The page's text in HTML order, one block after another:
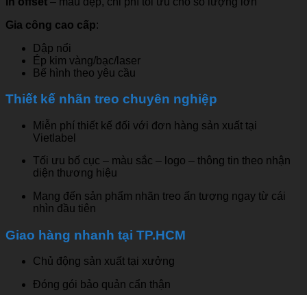
Gia công cao cấp:
Dập nổi
Ép kim vàng/bạc/laser
Bế hình theo yêu cầu
Thiết kế nhãn treo chuyên nghiệp
Miễn phí thiết kế đối với đơn hàng sản xuất tại
Vietlabel
Tối ưu bố cục – màu sắc – logo – thông tin theo nhận
diện thương hiệu
Mang đến sản phẩm nhãn treo ấn tượng ngay từ cái
nhìn đầu tiên
Giao hàng nhanh tại TP.HCM
Chủ động sản xuất tại xưởng
Đóng gói bảo quản cẩn thận